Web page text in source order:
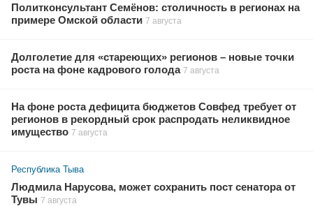
Политконсультант Семёнов: столичность в регионах на
примере Омской области 7 августа
Долголетие для «стареющих» регионов – новые точки
роста на фоне кадрового голода 7 августа
На фоне роста дефицита бюджетов Совфед требует от
регионов в рекордный срок распродать неликвидное
имущество 7 августа
Республика Тыва
Людмила Нарусова, может сохранить пост сенатора от
Тувы 7 августа